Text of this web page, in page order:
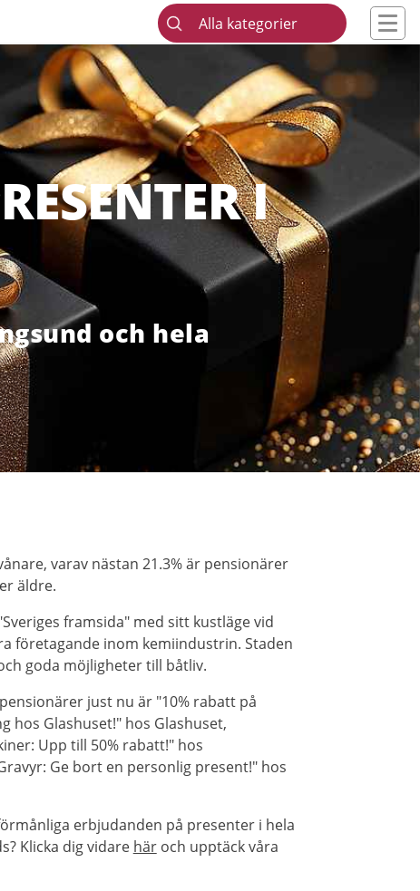
Alla kategorier
I
och hela
varav nästan 21.3% är pensionärer
äldre.
framsida" med sitt kustläge vid
företagande inom kemiindustrin. Staden
goda möjligheter till båtliv.
just nu är "10% rabatt på
hos Glashuset!" hos Glashuset,
Upp till 50% rabatt!" hos
Ge bort en personlig present!" hos
erbjudanden på presenter i hela
Klicka dig vidare häroch upptäck våra